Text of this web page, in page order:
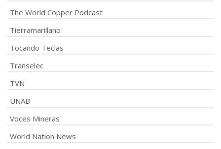
The World Copper Podcast
Tierramarillano
Tocando Teclas
Transelec
TVN
UNAB
Voces Mineras
World Nation News